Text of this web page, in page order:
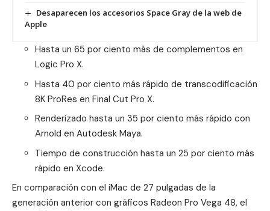
Desaparecen los accesorios Space Gray de la web de
Apple
Hasta un 65 por ciento más de complementos en
Logic Pro X.
Hasta 40 por ciento más rápido de transcodificación
8K ProRes en Final Cut Pro X.
Renderizado hasta un 35 por ciento más rápido con
Arnold en Autodesk Maya.
Tiempo de construcción hasta un 25 por ciento más
rápido en Xcode.
En comparación con el iMac de 27 pulgadas de la
generación anterior con gráficos Radeon Pro Vega 48, el